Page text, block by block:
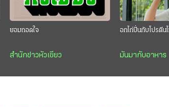
ยอมถอดใจ
สำนักข่าวหัวเขียว
อกไก่ปั่นกับโปรตีน
มันมากับอาหาร